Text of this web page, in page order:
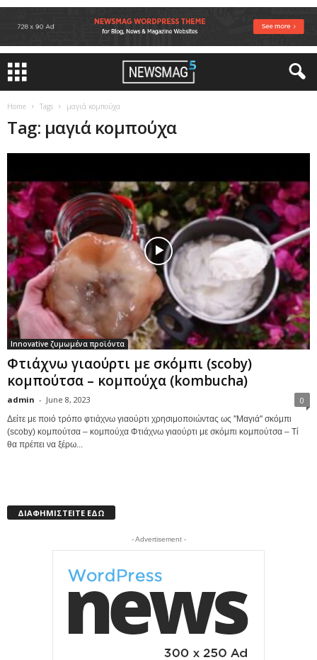
Home Tags μαγιά κομπούχα
Tag: μαγιά κομπούχα
Innovative ζυμωμένα προϊόντα
Φτιάχνω γιαούρτι με σκόμπι (scoby)
κομπoύτσα – κομπούχα (kombucha)
admin - June 8, 2023 0
Δείτε με ποιό τρόπο φτιάχνω γιαούρτι χρησιμοποιώντας ως ''Μαγιά'' σκόμπι
(scoby) κομπoύτσα – κομπούχα Φτιάχνω γιαούρτι με σκόμπι κομπoύτσα – Τί
θα πρέπει να ξέρω...
ΔΙΑΦΗΜΙΣΤΕΙΤΕ ΕΔΩ
- Advertisement -